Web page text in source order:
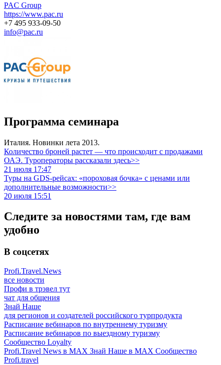
PAC Group
https://www.pac.ru
+7 495 933-09-50
info@pac.ru
Программа семинара
Италия. Новинки лета 2013.
Количество броней растет — что происходит с продажами
ОАЭ. Туроператоры рассказали здесь>>
21 июля 17:47
Туры на GDS-рейсах: «пороховая бочка» с ценами или
дополнительные возможности>>
20 июля 15:51
Следите за новостями там, где вам
удобно
В соцсетях
Profi.Travel.News
все новости
Профи в трэвел тут
чат для общения
Знай Наше
для регионов и создателей российского турпродукта
Расписание вебинаров по внутреннему туризму
Расписание вебинаров по выездному туризму
Сообщество Loyalty
Profi.Travel News в MAX Знай Наше в MAX Сообщество
Profi.travel